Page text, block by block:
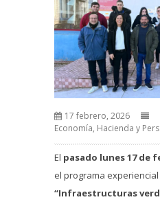
17 febrero, 2026
Economía, Hacienda y
El pasado lunes17 de
el programa
“Infraestructuras